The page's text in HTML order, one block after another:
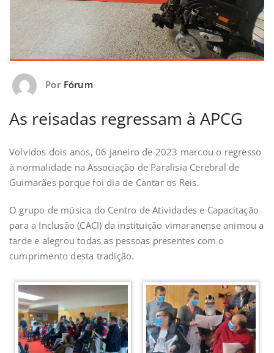
Por Fórum
As reisadas regressam à APCG
Volvidos dois anos, 06 janeiro de 2023 marcou o regresso
à normalidade na Associação de Paralisia Cerebral de
Guimarães porque foi dia de Cantar os Reis.
O grupo de música do Centro de Atividades e Capacitação
para a Inclusão (CACI) da instituição vimaranense animou a
tarde e alegrou todas as pessoas presentes com o
cumprimento desta tradição.